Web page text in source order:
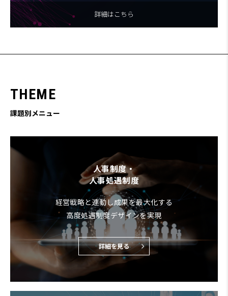
詳細はこちら
THEME
課題別メニュー
人事制度・
人事処遇制度
経営戦略と連動し成果を最大化する
高度処遇制度デザインを実現
詳細を見る